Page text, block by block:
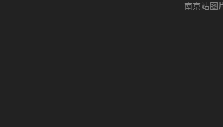
南京站图